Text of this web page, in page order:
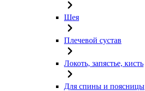
Шея
Плечевой сустав
Локоть, запястье, кисть
Для спины и поясницы